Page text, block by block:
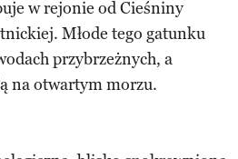
w rejonie od Cieśniny
Młode tego gatunku
przybrzeżnych, a
na otwartym morzu.